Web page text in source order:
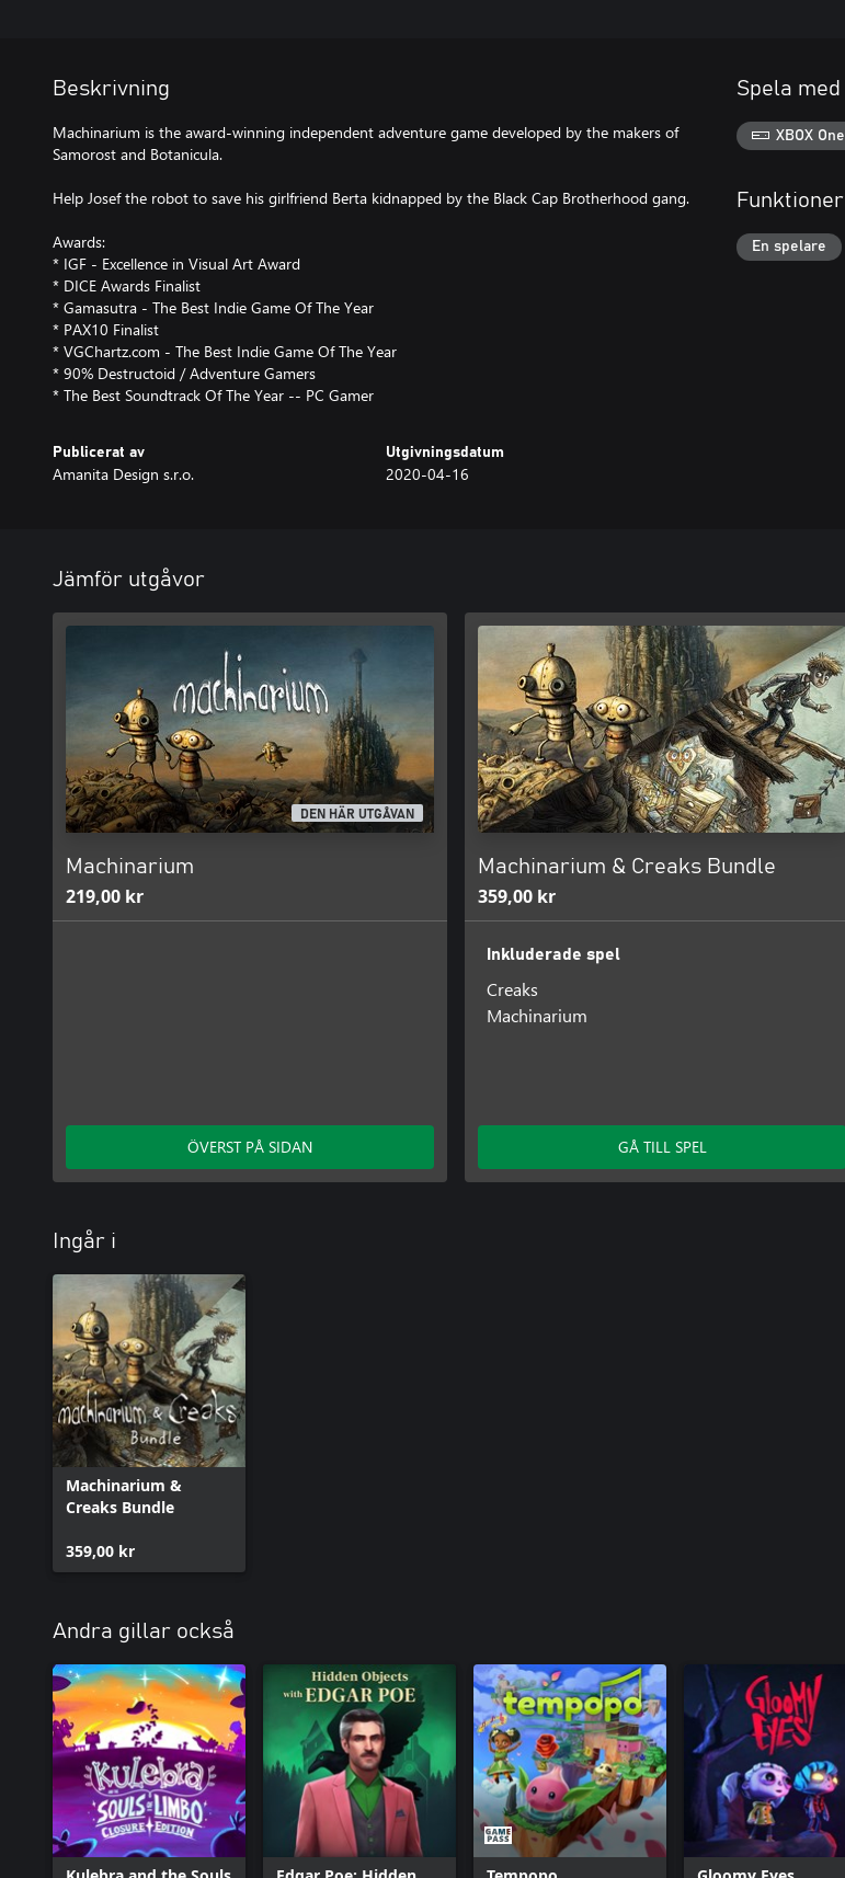
Beskrivning
Machinarium is the award-winning independent adventure game developed by the makers of
Samorost and Botanicula.
Help Josef the robot to save his girlfriend Berta kidnapped by the Black Cap Brotherhood gang.
Awards:
* IGF - Excellence in Visual Art Award
* DICE Awards Finalist
* Gamasutra - The Best Indie Game Of The Year
* PAX10 Finalist
* VGChartz.com - The Best Indie Game Of The Year
* 90% Destructoid / Adventure Gamers
* The Best Soundtrack Of The Year -- PC Gamer
Publicerat av
Amanita Design s.r.o.
Utgivningsdatum
2020-04-16
Spela med
XBOX One
Funktioner
En spelare
Jämför utgåvor
DEN HÄR UTGÅVAN
Machinarium
219,00 kr
ÖVERST PÅ SIDAN
Machinarium & Creaks Bundle
359,00 kr
Inkluderade spel
Creaks
Machinarium
GÅ TILL SPEL
Ingår i
Machinarium &
Creaks Bundle
359,00 kr
Andra gillar också